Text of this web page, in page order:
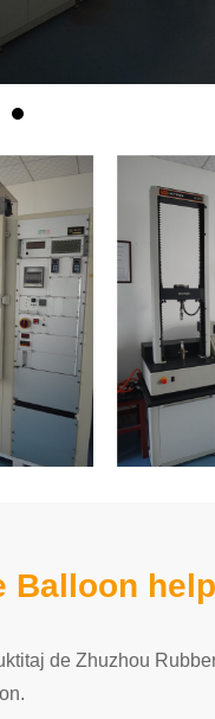
Balloon
de Zhuzhou